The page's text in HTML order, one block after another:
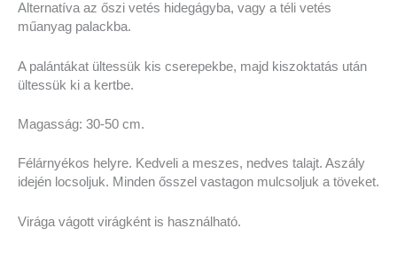
Alternatíva az őszi vetés hidegágyba, vagy a téli vetés
műanyag palackba.
A palántákat ültessük kis cserepekbe, majd kiszoktatás után
ültessük ki a kertbe.
Magasság: 30-50 cm.
Félárnyékos helyre. Kedveli a meszes, nedves talajt. Aszály
idején locsoljuk. Minden ősszel vastagon mulcsoljuk a töveket.
Virága vágott virágként is használható.